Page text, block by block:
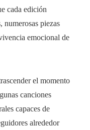
cada edición
numerosas piezas
emocional de
el momento
canciones
capaces de
alrededor